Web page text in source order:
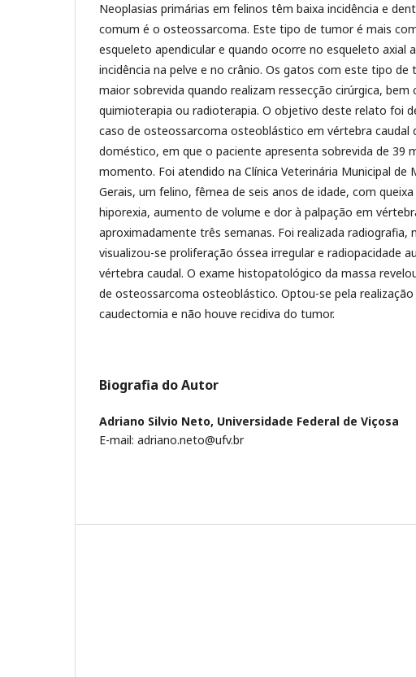
Neoplasias primárias em felinos têm baixa incidência e
comum é o osteossarcoma. Este tipo de tumor é mais
esqueleto apendicular e quando ocorre no esqueleto axial
incidência na pelve e no crânio. Os gatos com este tipo de
maior sobrevida quando realizam ressecção cirúrgica, bem
quimioterapia ou radioterapia. O objetivo deste relato foi
caso de osteossarcoma osteoblástico em vértebra caudal
doméstico, em que o paciente apresenta sobrevida de 39
momento. Foi atendido na Clínica Veterinária Municipal de
Gerais, um felino, fêmea de seis anos de idade, com
hiporexia, aumento de volume e dor à palpação em
aproximadamente três semanas. Foi realizada radiografia,
visualizou-se proliferação óssea irregular e radiopacidade
vértebra caudal. O exame histopatológico da massa
de osteossarcoma osteoblástico. Optou-se pela realização
caudectomia e não houve recidiva do tumor.
Biografia do Autor
Adriano Silvio Neto, Universidade Federal de Viçosa
E-mail: adriano.neto@ufv.br